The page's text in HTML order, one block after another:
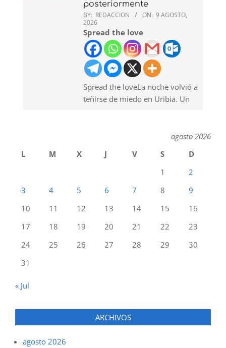
posteriormente
BY: REDACCION ON: 9 AGOSTO,
2026
Spread the love
Spread the loveLa noche volvió a
teñirse de miedo en Uribia. Un
agosto 2026
L
M X J V S
D
1
2
3
4 5 6 7 8
9
10
11 12 13 14 15
16
17
18 19 20 21 22
23
24
25 26 27 28 29
30
31
« Jul
ARCHIVOS
agosto 2026